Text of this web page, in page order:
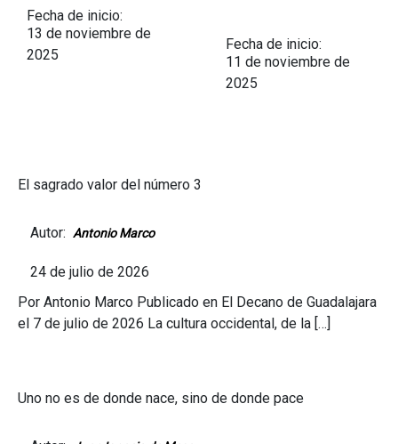
Fecha de inicio:
13 de noviembre de
2025
Fecha de inicio:
11 de noviembre de
2025
El sagrado valor del número 3
Autor: Antonio Marco
24 de julio de 2026
Por Antonio Marco Publicado en El Decano de Guadalajara
el 7 de julio de 2026 La cultura occidental, de la […]
Uno no es de donde nace, sino de donde pace